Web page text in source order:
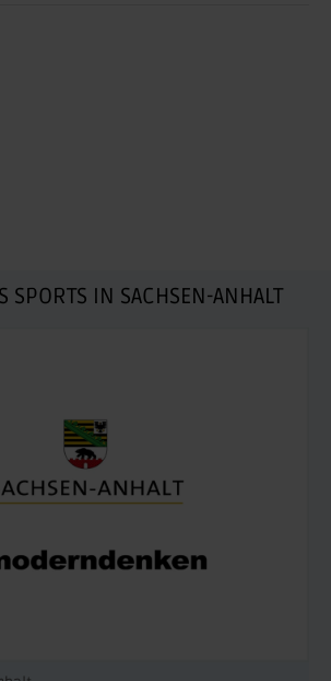
SPORTS IN SACHSEN-ANHALT